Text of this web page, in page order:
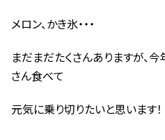
メロン、かき氷・・・
まだまだたくさんありますが、
さん食べて
元気に乗り切りたいと思います！